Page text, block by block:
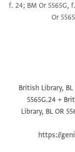
f. 24; BM Or 5565G,
Or
British Library, BL
5565G.24 +
Library, BL OR
https://